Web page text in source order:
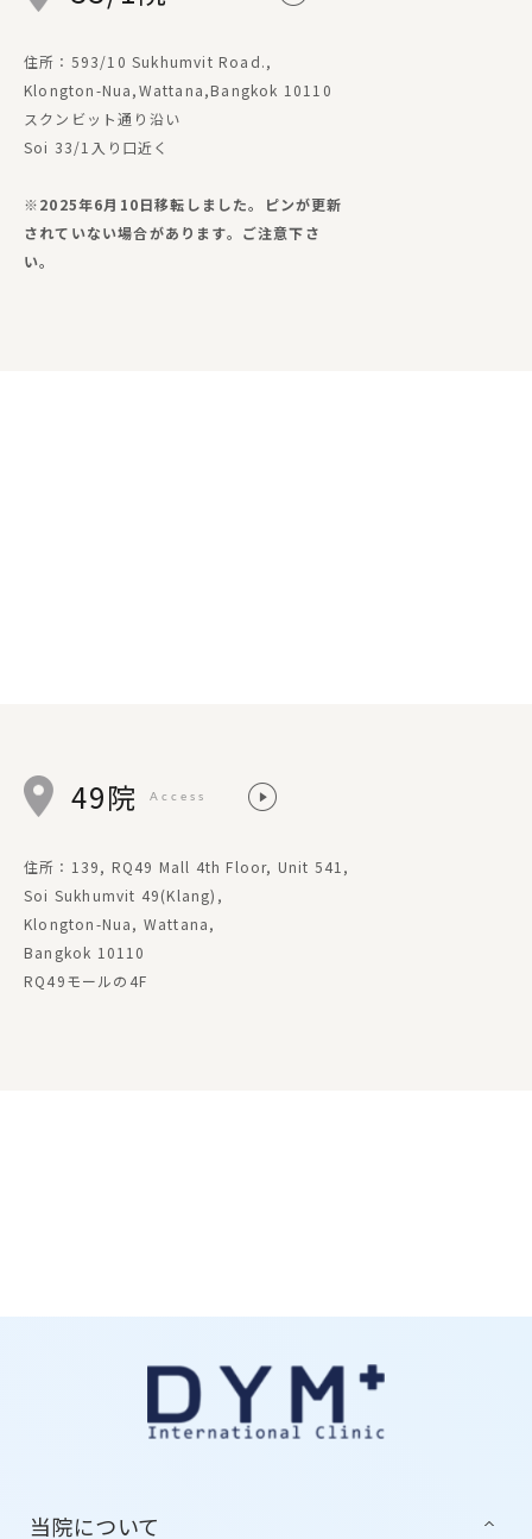
住所：593/10 Sukhumvit Road.,
Klongton-Nua,Wattana,Bangkok 10110
スクンビット通り沿い
Soi 33/1入り口近く
※2025年6月10日移転しました。ピンが更新
されていない場合があります。ご注意下さ
い。
49院 Access
住所：139, RQ49 Mall 4th Floor, Unit 541,
Soi Sukhumvit 49(Klang),
Klongton-Nua, Wattana,
Bangkok 10110
RQ49モールの4F
当院について